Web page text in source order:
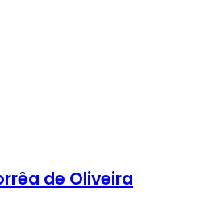
de Oliveira